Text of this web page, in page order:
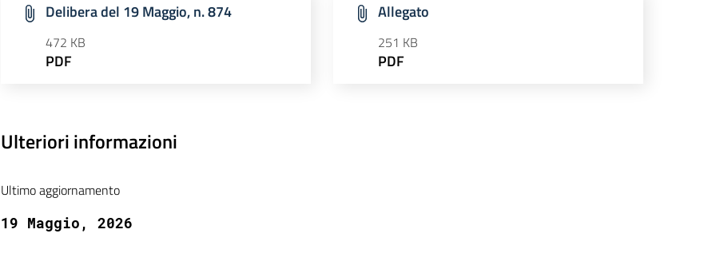
Delibera del 19 Maggio, n. 874
472 KB
PDF
Allegato
251 KB
PDF
Ulteriori informazioni
Ultimo aggiornamento
19 Maggio, 2026